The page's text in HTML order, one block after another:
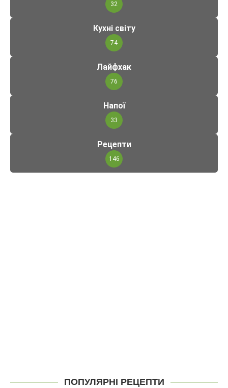
32
Кухні світу
74
Лайфхак
76
Напої
33
Рецепти
146
ПОПУЛЯРНІ РЕЦЕПТИ